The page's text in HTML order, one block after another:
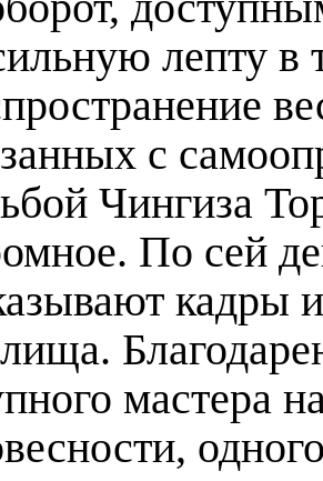
лепту в
с
Чингиза
По сей
кадры
мастера